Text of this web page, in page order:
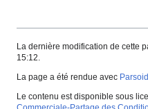
La dernière modification de cette
15:12.
La page a été rendue avec Parsoid
Le contenu est disponible sous